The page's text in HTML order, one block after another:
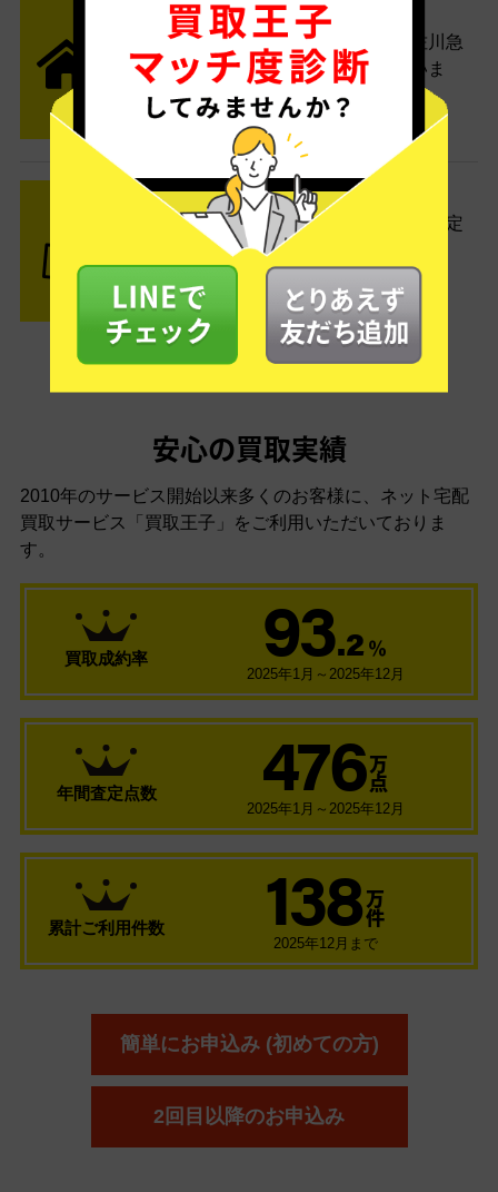
STEP2 発送
送料無料でご自宅から発送！佐川急
便がご自宅まで引き取りに伺いま
す。
STEP3 ご入金
査定結果はメールでお知らせ。査定
結果がOKなら金額をお支払い！
安心の買取実績
2010年のサービス開始以来多くのお客様に、 ネット宅配
買取サービス「買取王子」をご利用いただいておりま
す。
買取成約率 93.2 ％
2025年1月～2025年12月
年間査定点数 476 万
点
2025年1月～2025年12月
累計ご利用件数 138 万
件
2025年12月まで
簡単にお申込み (初めての方)
2回目以降のお申込み